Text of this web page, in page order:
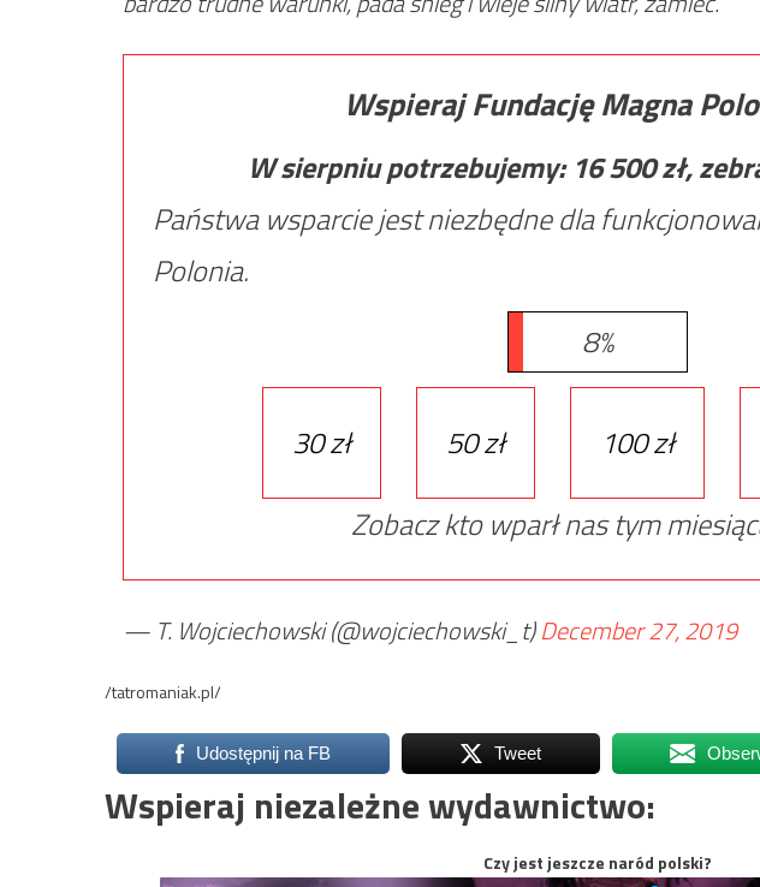
Wspieraj Fundację Magna
W sierpniu potrzebujemy: 16 500zł,
Państwa wsparcie jest niezbędne dla
Polonia.
8%
30 zł 50 zł 100 zł
Zobacz kto wparł nas tym
— T. Wojciechowski (@wojciechowski_t)December 27, 2019
/tatromaniak.pl/
Udostępnij na FB Tweet
Wspieraj niezależne wydawnictwo:
Czy jest jeszcze naród polski?